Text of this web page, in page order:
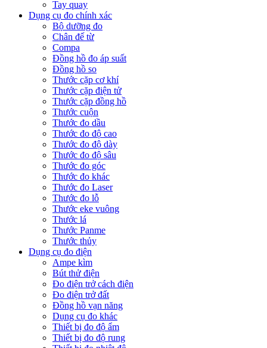
Tay quay
Dụng cụ đo chính xác
Bộ dưỡng đo
Chân đế từ
Compa
Đồng hồ đo áp suất
Đồng hồ so
Thước cặp cơ khí
Thước cặp điện tử
Thước cặp đồng hồ
Thước cuộn
Thước đo dầu
Thước đo độ cao
Thước đo độ dày
Thước đo độ sâu
Thước đo góc
Thước đo khác
Thước đo Laser
Thước đo lỗ
Thước eke vuông
Thước lá
Thước Panme
Thước thủy
Dụng cụ đo điện
Ampe kìm
Bút thử điện
Đo điện trở cách điện
Đo điện trở đất
Đồng hồ vạn năng
Dụng cụ đo khác
Thiết bị đo độ ẩm
Thiết bị đo độ rung